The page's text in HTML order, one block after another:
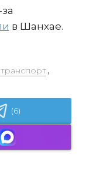
в Шанхае.
,
(6)